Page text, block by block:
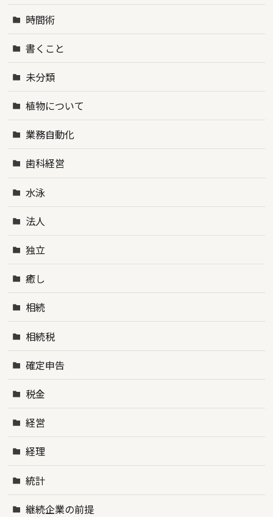
時間術
書くこと
未分類
植物について
業務自動化
歯科経営
水泳
法人
独立
癒し
相続
相続税
確定申告
税金
経営
経理
統計
継続企業の前提